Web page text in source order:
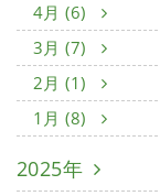
4月 (6)
3月 (7)
2月 (1)
1月 (8)
2025年